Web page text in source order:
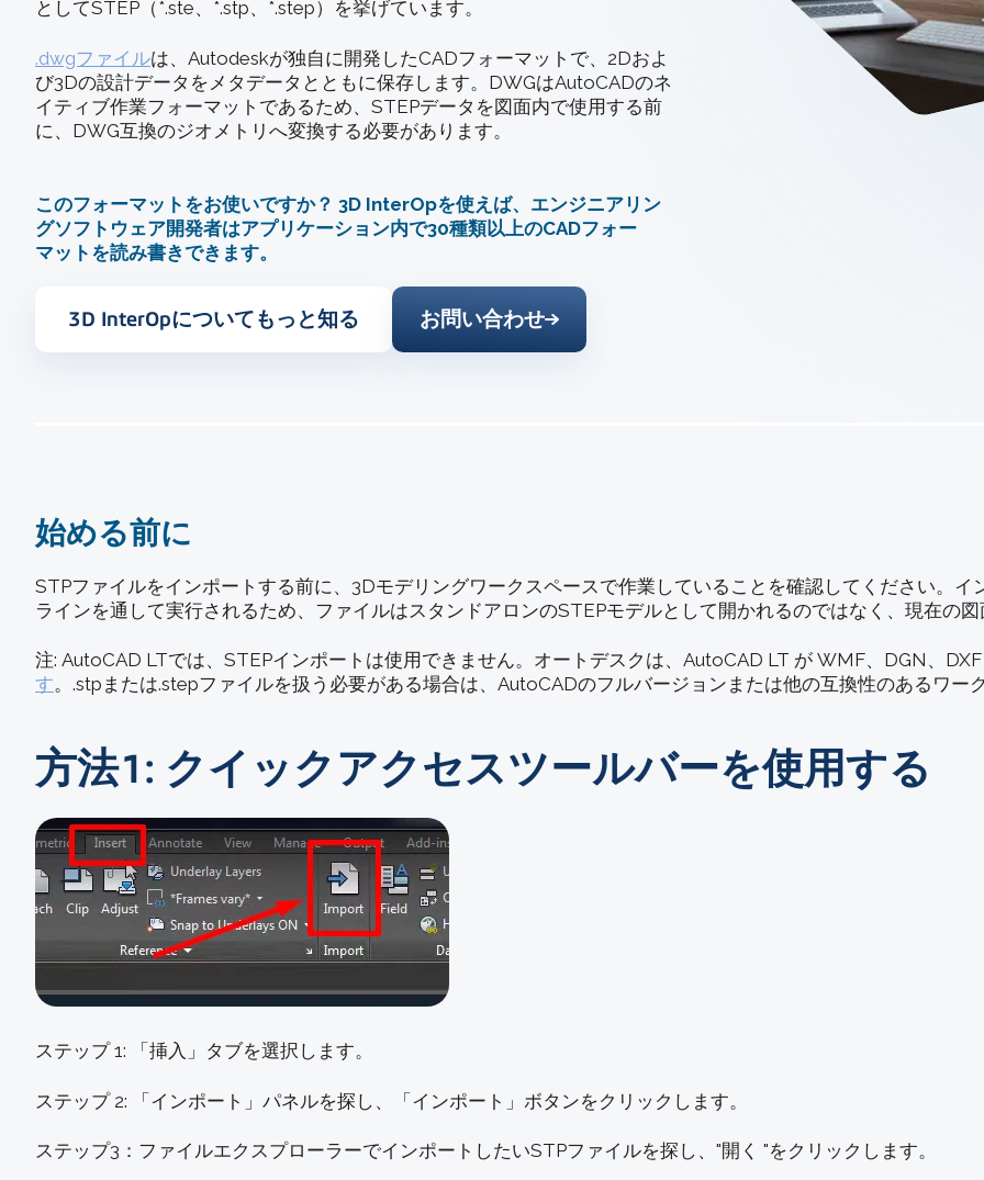
Constraint
2Dおよび3Dモ
としてSTEP（*.ste、*.stp、*.step）を挙げています。
.dwgファイルは、Autodeskが独自に開発したCADフォーマットで、2Dおよ
び3Dの設計データをメタデータとともに保存します。DWGはAutoCADのネ
イティブ作業フォーマットであるため、STEPデータを図面内で使用する前
に、DWG互換のジオメトリへ変換する必要があります。
このフォーマットをお使いですか？ 3D InterOpを使えば、エンジニアリン
グソフトウェア開発者はアプリケーション内で30種類以上のCADフォー
マットを読み書きできます。
3D InterOpについてもっと知る お問い合わせ
始める前に
STPファイルをインポートする前に、3Dモデリングワークスペースで作業していることを確認してください。
ラインを通して実行されるため、ファイルはスタンドアロンのSTEPモデルとして開かれるのではなく、現在の
注: AutoCAD LTでは、STEPインポートは使用できません。オートデスクは、AutoCAD LT が WMF、DGN、
す。.stpまたは.stepファイルを扱う必要がある場合は、AutoCADのフルバージョンまたは他の互換性のあるワー
方法1: クイックアクセスツールバーを使用する
ステップ 1: 「挿入」タブを選択します。
ステップ 2: 「インポート」パネルを探し、「インポート」ボタンをクリックします。
ステップ3：ファイルエクスプローラーでインポートしたいSTPファイルを探し、"開く "をクリックします。